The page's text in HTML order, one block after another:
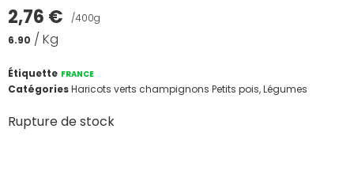
2,76 €
/400g
6.90 / Kg
CatégoriesHaricots verts champignons Petits pois,Légumes
Étiquette FRANCE
Rupture de stock